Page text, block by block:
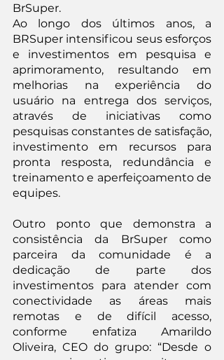
BrSuper.
Ao longo dos últimos anos, a
BRSuper intensificou seus esforços
e investimentos em pesquisa e
aprimoramento, resultando em
melhorias na experiência do
usuário na entrega dos serviços,
através de iniciativas como
pesquisas constantes de satisfação,
investimento em recursos para
pronta resposta, redundância e
treinamento e aperfeiçoamento de
equipes.
Outro ponto que demonstra a
consistência da BrSuper como
parceira da comunidade é a
dedicação de parte dos
investimentos para atender com
conectividade as áreas mais
remotas e de difícil acesso,
conforme enfatiza Amarildo
Oliveira, CEO do grupo: “Desde o